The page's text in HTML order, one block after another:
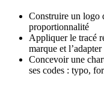
Construire un logo
proportionnalité
Appliquer le tracé
marque et
Concevoir une
ses codes : typo,